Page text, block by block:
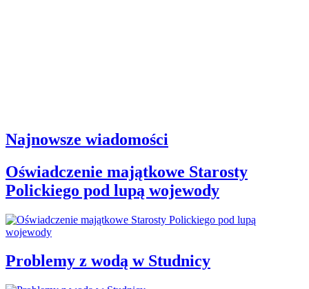
Najnowsze wiadomości
Oświadczenie majątkowe Starosty
Polickiego pod lupą wojewody
Problemy z wodą w Studnicy